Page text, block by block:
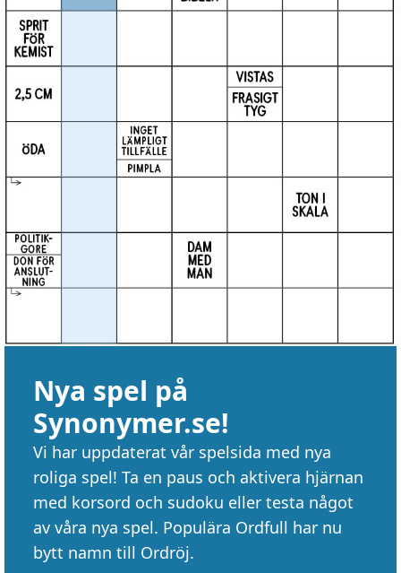
Nya spel på
Synonymer.se!
Vi har uppdaterat vår spelsida med nya
roliga spel! Ta en paus och aktivera hjärnan
med korsord och sudoku eller testa något
av våra nya spel. Populära Ordfull har nu
bytt namn till Ordröj.